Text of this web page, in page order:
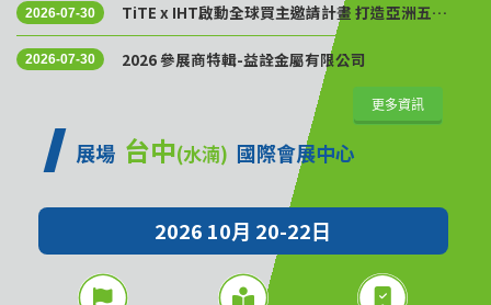
2026-07-30
TiTE x IHT啟動全球買主邀請計畫 打造亞洲五金
供應鏈採購平台
2026-07-30 2026 參展商特輯-益詮金屬有限公司
更多資訊
展場 台中(水湳) 國際會展中心
2026 10月 20-22日